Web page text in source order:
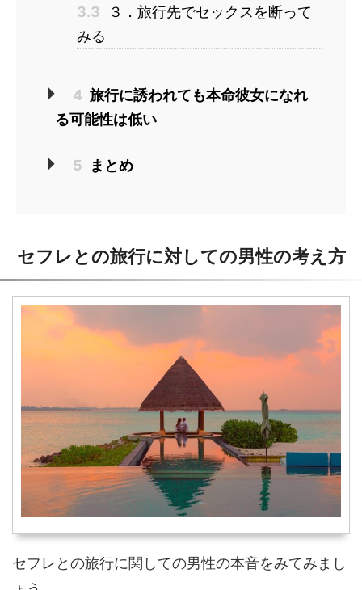
3.3
３．旅行先でセックスを断って
みる
4 旅行に誘われても本命彼女になれ
る可能性は低い
5 まとめ
セフレとの旅行に対しての男性の考え方
セフレとの旅行に関しての男性の本音をみてみまし